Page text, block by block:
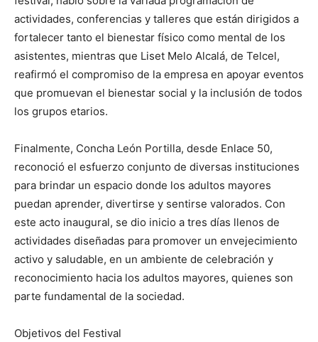
actividades, conferencias y talleres que están dirigidos a
fortalecer tanto el bienestar físico como mental de los
asistentes, mientras que Liset Melo Alcalá, de Telcel,
reafirmó el compromiso de la empresa en apoyar eventos
que promuevan el bienestar social y la inclusión de todos
los grupos etarios.
Finalmente, Concha León Portilla, desde Enlace 50,
reconoció el esfuerzo conjunto de diversas instituciones
para brindar un espacio donde los adultos mayores
puedan aprender, divertirse y sentirse valorados. Con
este acto inaugural, se dio inicio a tres días llenos de
actividades diseñadas para promover un envejecimiento
activo y saludable, en un ambiente de celebración y
reconocimiento hacia los adultos mayores, quienes son
parte fundamental de la sociedad.
Objetivos del Festival